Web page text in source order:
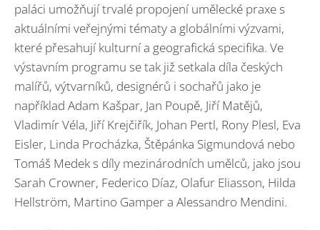
paláci umožňují trvalé propojení umělecké praxe s
aktuálními veřejnými tématy a globálními výzvami,
které přesahují kulturní a geografická specifika. Ve
výstavním programu se tak již setkala díla českých
malířů, výtvarníků, designérů i sochařů jako je
například Adam Kašpar, Jan Poupě, Jiří Matějů,
Vladimír Véla, Jiří Krejčiřík, Johan Pertl, Rony Plesl, Eva
Eisler, Linda Procházka, Štěpánka Sigmundová nebo
Tomáš Medek s díly mezinárodních umělců, jako jsou
Sarah Crowner, Federico Díaz, Olafur Eliasson, Hilda
Hellström, Martino Gamper a Alessandro Mendini.